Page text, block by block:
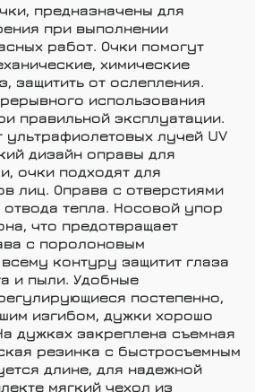
предназначены для
при выполнении
работ. Очки помогут
химические
защитить от ослепления.
использования
правильной эксплуатации.
ультрафиолетовых лучей UV
дизайн оправы для
очки подходят для
лиц. Оправа с отверстиями
отвода тепла. Носовой упор
что предотвращает
с поролоновым
контуру защитит глаза
и пыли. Удобные
постепенно,
изгибом, дужки хорошо
дужках закреплена съемная
резинка с быстросъемным
длине, для надежной
мягкий чехол из